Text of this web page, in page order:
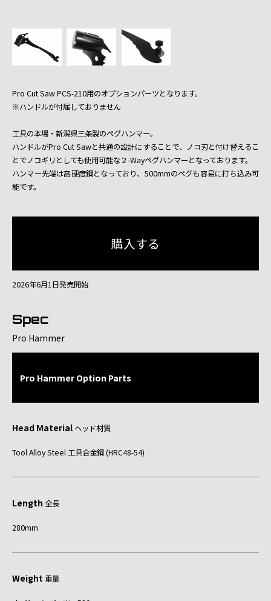
Pro Cut Saw PCS-210用のオプションパーツとなります。
※ハンドルが付属しておりません
工具の本場・新潟県三条製のペグハンマー。
ハンドルがPro Cut Sawと共通の設計にすることで、ノコ刃と付け替えるこ
とでノコギリとしても使用可能な２-Wayペグハンマーとなっております。
ハンマー先端は高硬度鋼となっており、500mmのペグも容易に打ち込み可
能です。
2026年6月1日発売開始
Spec
Pro Hammer
Pro Hammer Option Parts
Head Material ヘッド材質
Tool Alloy Steel 工具合金鋼 (HRC48-54)
Length 全長
280mm
Weight 重量